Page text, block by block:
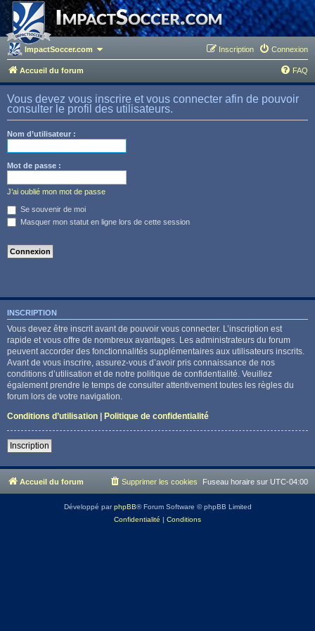
ImpactSoccer.com Connexion
Inscription
Accueil du forum FAQ
Vous devez vous inscrire et vous connecter afin de pouvoir
consulter le profil des utilisateurs.
Nom d’utilisateur :
Mot de passe :
J’ai oublié mon mot de passe
Se souvenir de moi
Masquer mon statut en ligne lors de cette session
INSCRIPTION
Vous devez être inscrit avant de pouvoir vous connecter. L’inscription est
rapide et vous offre de nombreux avantages. Les administrateurs du forum
peuvent accorder des fonctionnalités supplémentaires aux utilisateurs inscrits.
Avant de vous inscrire, assurez-vous d’avoir pris connaissance de nos
conditions d’utilisation et de notre politique de confidentialité. Veuillez
également prendre le temps de consulter attentivement toutes les règles du
forum lors de votre navigation.
Conditions d’utilisation | Politique de confidentialité
Inscription
Accueil du forum Fuseau horaire sur UTC-04:00
Supprimer les cookies
Développé parphpBB® Forum Software © phpBB Limited
Confidentialité | Conditions